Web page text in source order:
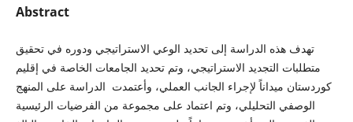
Abstract
تهدف هذه الدراسة إلى تحديد الوعي الاستراتيجي ودوره في تحقيق
متطلبات التجديد الاستراتيجي، وتم تحديد الجامعات الخاصة في إقليم
كوردستان ميداناً لإجراء الجانب العملي، وأعتمدت الدراسة على المنهج
الوصفي التحليلي، وتم اعتماد على مجموعة من الفرضيات الرئيسية